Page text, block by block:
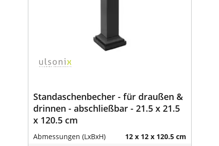
Standaschenbecher - für draußen &
drinnen - abschließbar - 21.5 x 21.5
x 120.5 cm
Abmessungen (LxBxH) 12 x 12 x 120.5 cm